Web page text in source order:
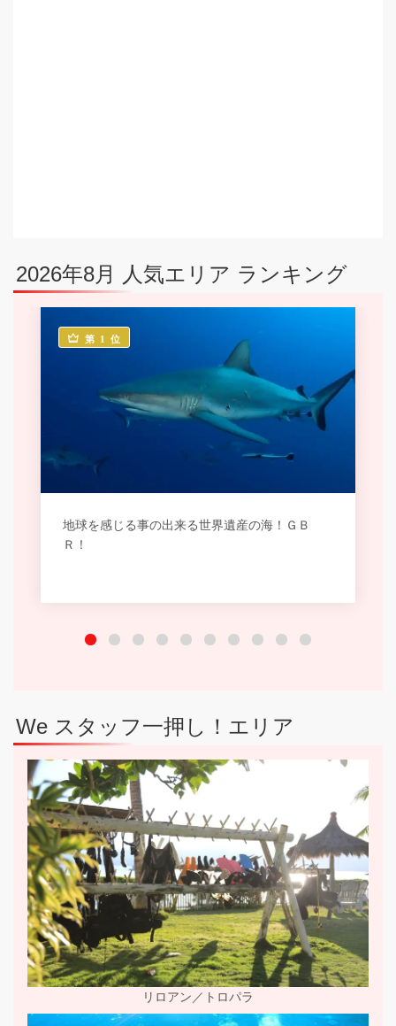
2026年8月 人気エリア ランキング
第 1 位
地球を感じる事の出来る世界遺産の海！ＧＢ
Ｒ！
We スタッフ一押し！エリア
リロアン／トロパラ